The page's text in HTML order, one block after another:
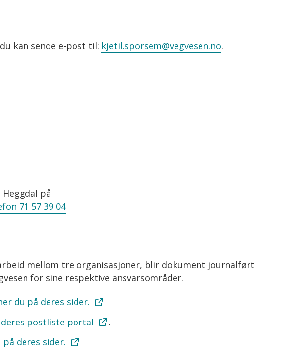
kan sende e-post til: kjetil.sporsem@vegvesen.no.
på
71 57 39 04
mellom tre organisasjoner, blir dokument journalført
for sine respektive ansvarsområder.
du på deres sider.
postliste portal
.
deres sider.